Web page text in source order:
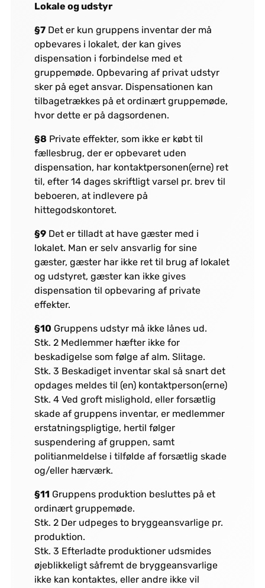
Lokale og udstyr
§7Det er kun gruppens inventar der må
opbevares i lokalet, der kan gives
dispensation i forbindelse med et
gruppemøde. Opbevaring af privat udstyr
sker på eget ansvar. Dispensationen kan
tilbagetrækkes på et ordinært gruppemøde,
hvor dette er på dagsordenen.
§8 Private effekter, som ikke er købt til
fællesbrug, der er opbevaret uden
dispensation, har kontaktpersonen(erne) ret
til, efter 14 dages skriftligt varsel pr. brev til
beboeren, at indlevere på
hittegodskontoret.
§9Det er tilladt at have gæster med i
lokalet. Man er selv ansvarlig for sine
gæster, gæster har ikke ret til brug af lokalet
og udstyret, gæster kan ikke gives
dispensation til opbevaring af private
effekter.
§10 Gruppens udstyr må ikke lånes ud.
Stk. 2 Medlemmer hæfter ikke for
beskadigelse som følge af alm. Slitage.
Stk. 3 Beskadiget inventar skal så snart det
opdages meldes til (en) kontaktperson(erne)
Stk. 4 Ved groft mislighold, eller forsætlig
skade af gruppens inventar, er medlemmer
erstatningspligtige, hertil følger
suspendering af gruppen, samt
politianmeldelse i tilfølde af forsætlig skade
og/eller hærværk.
§11 Gruppens produktion besluttes på et
ordinært gruppemøde.
Stk. 2 Der udpeges to bryggeansvarlige pr.
produktion.
Stk. 3 Efterladte produktioner udsmides
øjeblikkeligt såfremt de bryggeansvarlige
ikke kan kontaktes, eller andre ikke vil